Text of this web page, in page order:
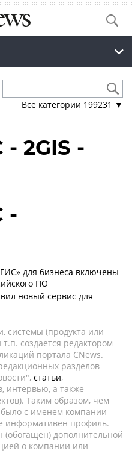
Все категории 199231 ▼
2GIS -
-
для бизнеса включены
ПО
новый сервис для
системы (продукта или
создается редактором
портала CNews.
разделов
статьи,
интервью, а также
Таким образом, чем
с именем компании
информативен профиль.
дополнительной
о компании или